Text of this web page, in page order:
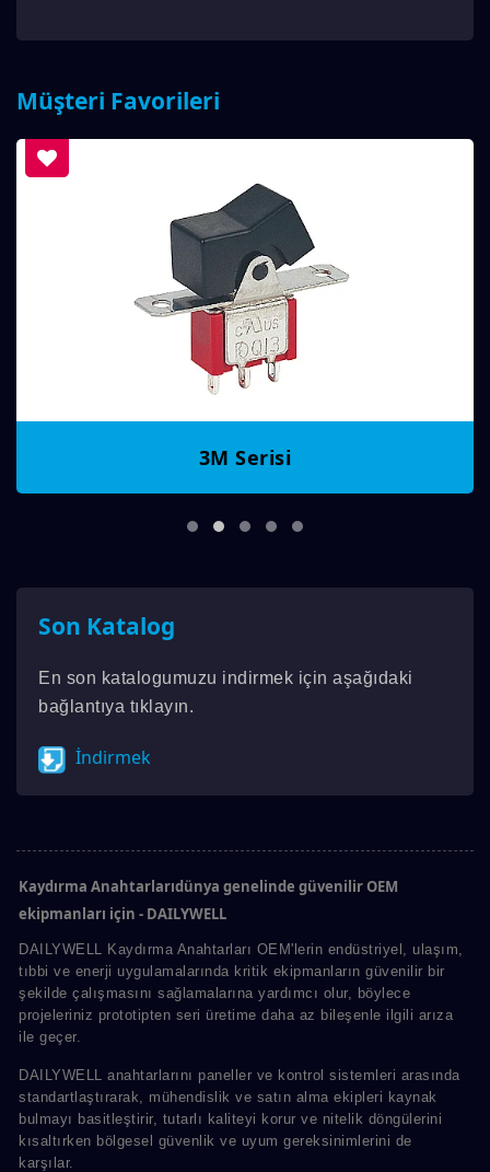
Müşteri Favorileri
3M Serisi
Son Katalog
En son katalogumuzu indirmek için aşağıdaki
bağlantıya tıklayın.
İndirmek
Kaydırma Anahtarlarıdünya genelinde güvenilir OEM
ekipmanları için - DAILYWELL
DAILYWELL Kaydırma Anahtarları OEM'lerin endüstriyel, ulaşım,
tıbbi ve enerji uygulamalarında kritik ekipmanların güvenilir bir
şekilde çalışmasını sağlamalarına yardımcı olur, böylece
projeleriniz prototipten seri üretime daha az bileşenle ilgili arıza
ile geçer.
DAILYWELL anahtarlarını paneller ve kontrol sistemleri arasında
standartlaştırarak, mühendislik ve satın alma ekipleri kaynak
bulmayı basitleştirir, tutarlı kaliteyi korur ve nitelik döngülerini
kısaltırken bölgesel güvenlik ve uyum gereksinimlerini de
karşılar.